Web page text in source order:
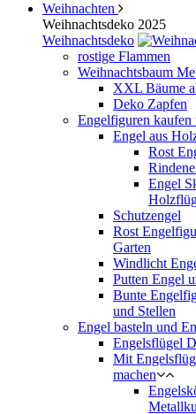
Weihnachten
Weihnachtsdeko 2025
Weihnachtsdeko
rostige Flammen
Weihnachtsbaum
XXL Bäume
Deko Zapfen
Engelfiguren kaufen
Engel aus
Rost
Engel
Schutzengel
Rost
Garten
Windlicht
Putten Engel
Bunte
und Stellen
Engel basteln und
Engelsflügel
Mit
machen